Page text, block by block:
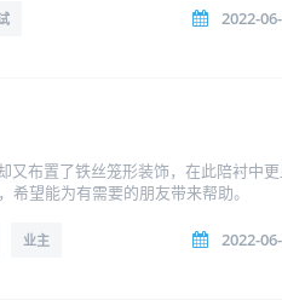
2022-
布置了铁丝笼形装饰，在此陪衬中
望能为有需要的朋友带来帮助。
业主 2022-